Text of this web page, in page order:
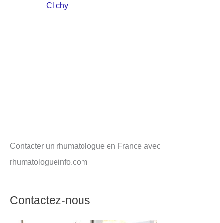
Clichy
Contacter un rhumatologue en France avec
rhumatologueinfo.com
Contactez-nous